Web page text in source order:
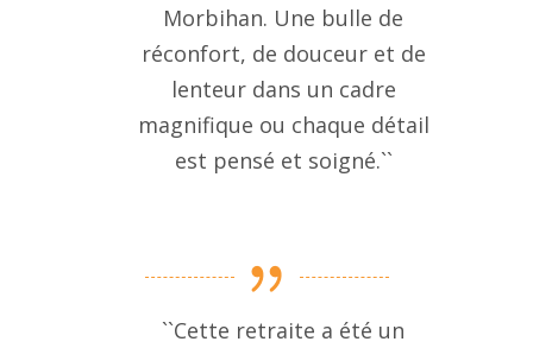
Morbihan. Une bulle de
réconfort, de douceur et de
lenteur dans un cadre
magnifique ou chaque détail
est pensé et soigné.``
``Cette retraite a été un